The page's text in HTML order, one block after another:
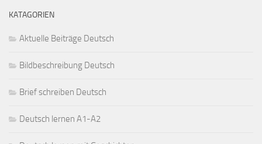
KATAGORIEN
Aktuelle Beiträge Deutsch
Bildbeschreibung Deutsch
Brief schreiben Deutsch
Deutsch lernen A1-A2